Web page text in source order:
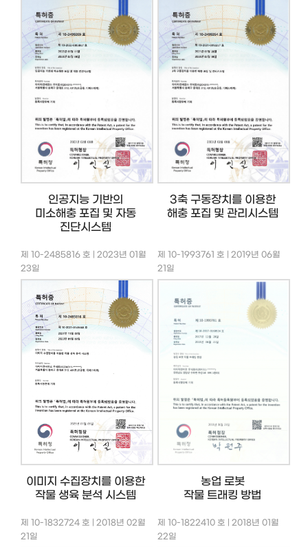
인공지능 기반의
미소해충 포집 및 자동
진단시스템
3축 구동장치를 이용한
해충 포집 및 관리시스템
제 10-2485816 호 | 2023년 01월
23일
이미지 수집장치를 이용한
작물 생육 분석 시스템
제 10-1993761 호 | 2019년 06월
21일
농업 로봇
작물 트래킹 방법
제 10-1832724 호 | 2018년 02월
21일
제 10-1822410 호 | 2018년 01월
22일